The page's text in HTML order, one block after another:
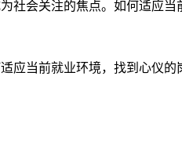
社会关注的焦点。如何适应
应当前就业环境，找到心仪的